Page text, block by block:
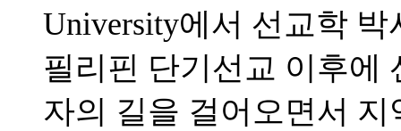
University에서 선교학
필리핀 단기선교 이후에
자의 길을 걸어오면서